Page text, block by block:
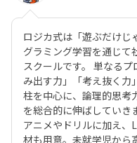
ロジカ式は「遊ぶだけじ
グラミング学習を通じて
スクールです。 単なる
み出す力」「考え抜く力
柱を中心に、論理的思考
を総合的に伸ばしていき
アニメやドリルに加え、
材も用意。未就学児から